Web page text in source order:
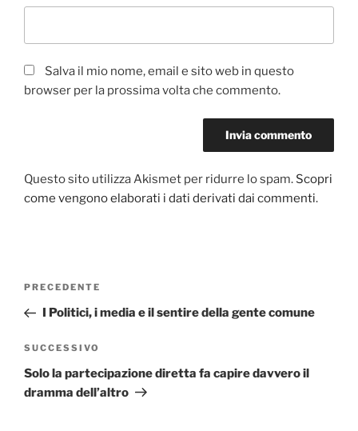
Salva il mio nome, email e sito web in questo
browser per la prossima volta che commento.
Questo sito utilizza Akismet per ridurre lo spam. Scopri
come vengono elaborati i dati derivati dai commenti.
Navigazione
Articolo
precedente:
PRECEDENTE
I Politici, i media e il sentire della gente comune
Articolo
successivo
SUCCESSIVO
Solo la partecipazione diretta fa capire davvero il
dramma dell’altro